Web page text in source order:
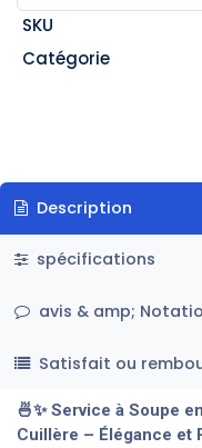
SKU
Catégorie
Description
spécifications
avis & amp;
Satisfait ou
🍜✨ Service à Soupe
Cuillère – Élégance et